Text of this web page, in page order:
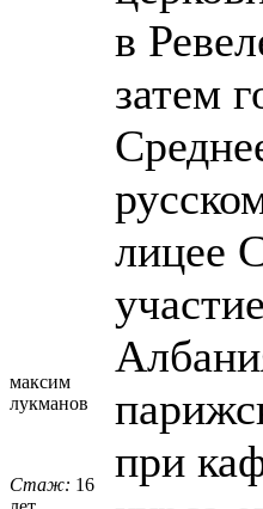
максим
лукманов
Стаж: 16
в
затем
лицее
при